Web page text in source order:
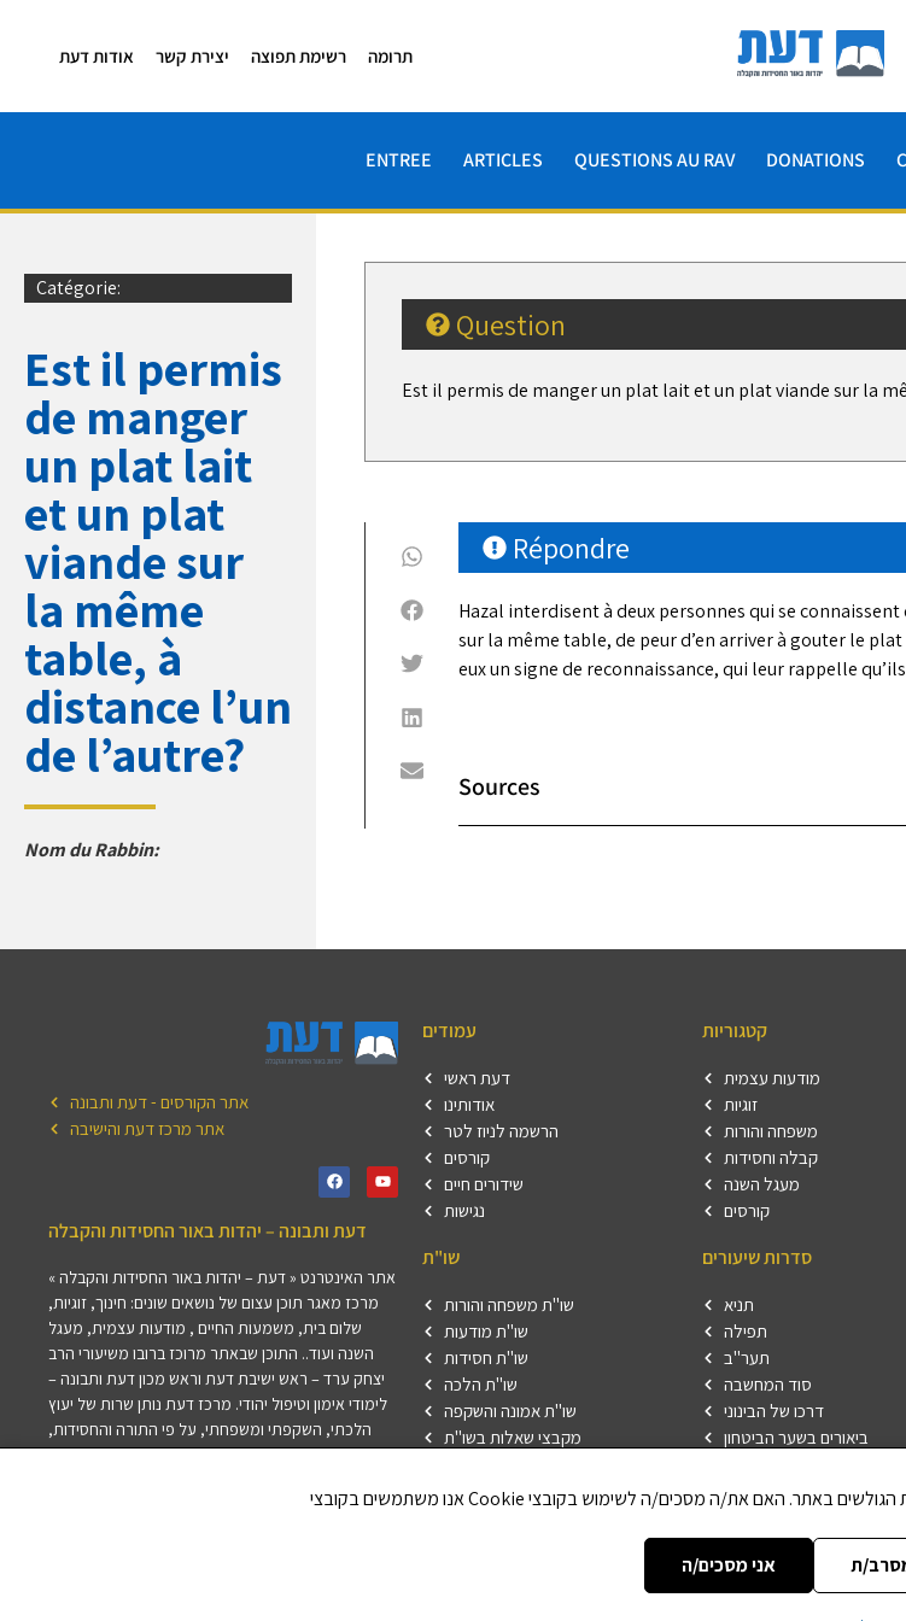
אודות דעת יצירת קשר רשימת תפוצה תרומה
ENTREE ARTICLES QUESTIONS AU RAV DONATIONS
Catégorie:
Est il permis
de manger
un plat lait
et un plat
viande sur
la même
table, à
distance l’un
de l’autre?
Nom du Rabbin:
Question
Est il permis de manger un plat lait et un plat viande sur la
Répondre
Hazal interdisent à deux personnes qui se
sur la même table, de peur d’en arriver à gouter le
eux un signe de reconnaissance, qui leur rappelle
Sources
אתר הקורסים - דעת ותבונה
אתר מרכז דעת והישיבה
דעת ותבונה – יהדות באור החסידות והקבלה
אתר האינטרנט « דעת – יהדות באור החסידות והקבלה »
מרכז מאגר תוכן עצום של נושאים שונים: חינוך, זוגיות,
שלום בית, משמעות החיים , מודעות עצמית, מעגל
השנה ועוד.. התוכן שבאתר מרוכז ברובו משיעורי הרב
יצחק ערד – ראש ישיבת דעת וראש מכון דעת ותבונה –
לימודי אימון וטיפול יהודי. מרכז דעת נותן שרות של יעוץ
הלכתי, השקפתי ומשפחתי, על פי התורה והחסידות,
לרבני ודייני קהילות ולאנשים פרטיים בארץ ובתפוצות.
חלק מהתשובות מתפרסמות באתר זו במדור שאלות
עמודים
דעת ראשי
אודותינו
הרשמה לניוז לטר
קורסים
שידורים חיים
נגישות
שו"ת
שו"ת משפחה והורות
שו"ת מודעות
שו"ת חסידות
שו"ת הלכה
שו"ת אמונה והשקפה
מקבצי שאלות בשו"ת
קטגוריות
מודעות עצמית
זוגיות
משפחה והורות
קבלה וחסידות
מעגל השנה
קורסים
סדרות שיעורים
תניא
תפילה
תער"ב
סוד המחשבה
דרכו של הבינוני
ביאורים בשער הביטחון
אני מסכים/ה ת